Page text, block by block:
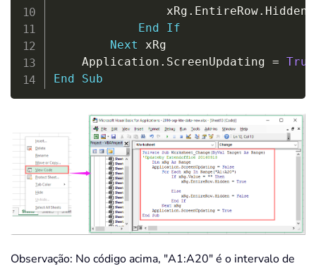
                xRg
. EntireRow. Hidden
End
If
Next xRg
    Application
. ScreenUpdating = True
End
Sub
Observação: No código acima, "A1:A20" é o intervalo de